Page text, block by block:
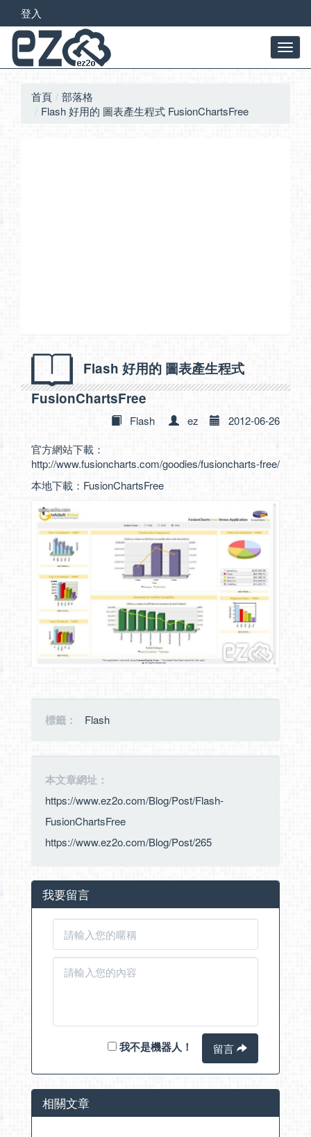
登入
首頁
部落格
Flash 好用的 圖表產生程式 FusionChartsFree
Flash 好用的 圖表產生程式
FusionChartsFree
Flash ez
2012-06-26
官方網站下載：
http://www.fusioncharts.com/goodies/fusioncharts-free/
本地下載： FusionChartsFree
標籤： Flash
本文章網址：
https://www.ez2o.com/Blog/Post/Flash-
FusionChartsFree
https://www.ez2o.com/Blog/Post/265
我要留言
我不是機器人！ 留言
相關文章